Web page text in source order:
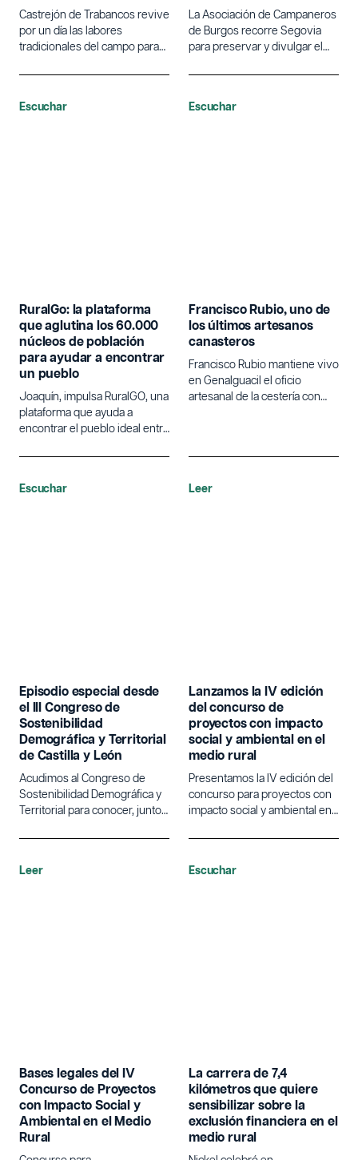
Castrejón de Trabancos revive
por un día las labores
tradicionales del campo para
La Asociación de Campaneros
de Burgos recorre Segovia
para preservar y divulgar el
campanas.
Escuchar
RuralGo: la plataforma
que aglutina los 60.000
núcleos de población
para ayudar a encontrar
un pueblo
Joaquín, impulsa RuralGO, una
plataforma que ayuda a
encontrar el pueblo ideal entre
población de España para
vida.
Escuchar
Francisco Rubio, uno de
los últimos artesanos
canasteros
Francisco Rubio mantiene vivo
en Genalguacil el oficio
artesanal de la cestería con
Escuchar
Episodio especial desde
el III Congreso de
Sostenibilidad
Demográfica y Territorial
de Castilla y León
Acudimos al Congreso de
Sostenibilidad Demográfica y
Territorial para conocer, junto a
y futuro del medio rural en
Leer
Lanzamos la IV edición
del concurso de
proyectos con impacto
social y ambiental en el
medio rural
Presentamos la IV edición del
concurso para proyectos con
impacto social y ambiental en
30 de junio.
Leer
Bases legales del IV
Concurso de Proyectos
con Impacto Social y
Ambiental en el Medio
Rural
Escuchar
La carrera de 7,4
kilómetros que quiere
sensibilizar sobre la
exclusión financiera en el
medio rural